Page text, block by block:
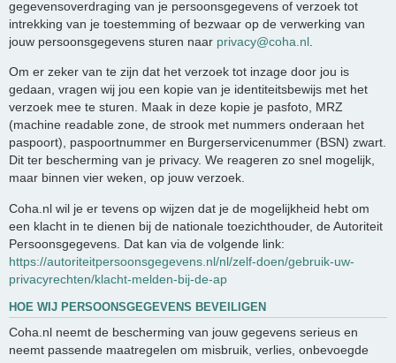
gegevensoverdraging van je persoonsgegevens of verzoek tot
intrekking van je toestemming of bezwaar op de verwerking van
jouw persoonsgegevens sturen naar privacy@coha.nl
Om er zeker van te zijn dat het verzoek tot inzage door jou is
gedaan, vragen wij jou een kopie van je identiteitsbewijs met het
verzoek mee te sturen. Maak in deze kopie je pasfoto, MRZ
(machine readable zone, de strook met nummers onderaan het
paspoort), paspoortnummer en Burgerservicenummer (BSN) zwart.
Dit ter bescherming van je privacy. We reageren zo snel mogelijk,
maar binnen vier weken, op jouw verzoek.
Coha.nl wil je er tevens op wijzen dat je de mogelijkheid hebt om
een klacht in te dienen bij de nationale toezichthouder, de Autoriteit
Persoonsgegevens. Dat kan via de volgende link:
https://autoriteitpersoonsgegevens.nl/nl/zelf-doen/gebruik-uw-
privacyrechten/klacht-melden-bij-de-ap
HOE WIJ PERSOONSGEGEVENS BEVEILIGEN
Coha.nl neemt de bescherming van jouw gegevens serieus en
neemt passende maatregelen om misbruik, verlies, onbevoegde